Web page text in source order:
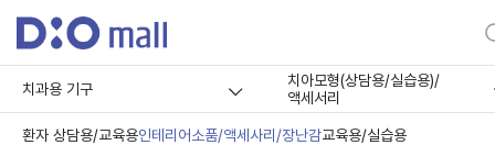
치과용 기구
치아모형(상담용/실습용)/
액세서리
환자 상담용/교육용인테리어소품/액세사리/장난감교육용/실습용